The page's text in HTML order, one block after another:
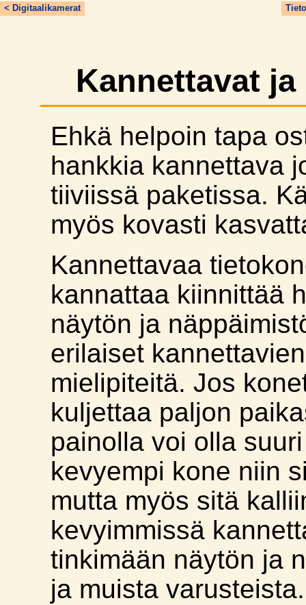
< Digitaalikamerat
Kannettavat
Ehkä helpoin tapa
hankkia kannettava
tiiviissä paketissa.
myös kovasti
Kannettavaa
kannattaa kiinnittää
näytön ja
erilaiset
mielipiteitä. Jos
kuljettaa paljon
painolla voi olla
kevyempi kone niin
mutta myös sitä
kevyimmissä
tinkimään näytön ja
ja muista varusteista.